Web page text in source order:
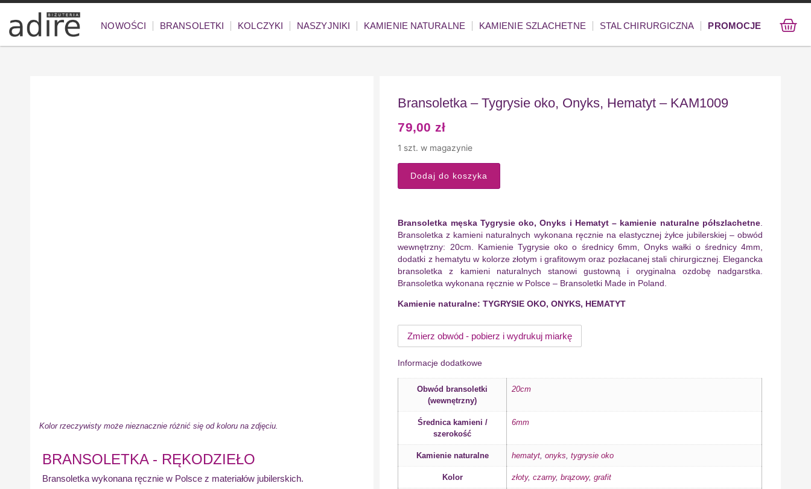
NOWOŚCI BRANSOLETKI KOLCZYKI NASZYJNIKI KAMIENIE NATURALNE KAMIENIE SZLACHETNE STAL CHIRURGICZNA PROMOCJE
Kolor rzeczywisty może nieznacznie różnić się od koloru na zdjęciu.
BRANSOLETKA - RĘKODZIEŁO
Bransoletka wykonana ręcznie w Polsce z materiałów jubilerskich.
Bransoletka – Tygrysie oko, Onyks, Hematyt – KAM1009
79,00zł
1 szt. w magazynie
Dodaj do koszyka
Bransoletka męska Tygrysie oko, Onyks i Hematyt – kamienie naturalne półszlachetne.
Bransoletka z kamieni naturalnych wykonana ręcznie na elastycznej żyłce jubilerskiej – obwód
wewnętrzny: 20cm. Kamienie Tygrysie oko o średnicy 6mm, Onyks wałki o średnicy 4mm,
dodatki z hematytu w kolorze złotym i grafitowym oraz pozłacanej stali chirurgicznej. Elegancka
bransoletka z kamieni naturalnych stanowi gustowną i oryginalna ozdobę nadgarstka.
Bransoletka wykonana ręcznie w Polsce – Bransoletki Made in Poland.
Kamienie naturalne: TYGRYSIE OKO, ONYKS, HEMATYT
Zmierz obwód - pobierz i wydrukuj miarkę
Informacje dodatkowe
Obwód bransoletki
(wewnętrzny)
20cm
Średnica kamieni /
szerokość
6mm
Kamienie naturalne hematyt,onyks,tygrysie oko
Kolor złoty,czarny,brązowy,grafit